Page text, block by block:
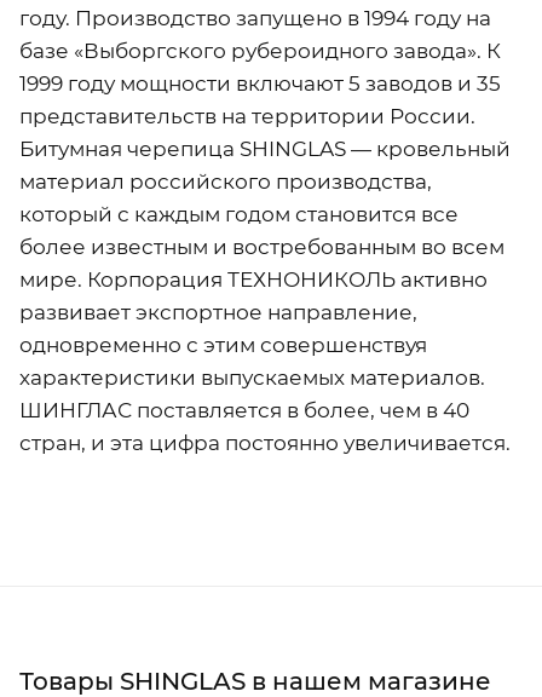
году. Производство запущено в 1994 году на
базе «Выборгского рубероидного завода». К
1999 году мощности включают 5 заводов и 35
представительств на территории России.
Битумная черепица SHINGLAS — кровельный
материал российского производства,
который с каждым годом становится все
более известным и востребованным во всем
мире. Корпорация ТЕХНОНИКОЛЬ активно
развивает экспортное направление,
одновременно с этим совершенствуя
характеристики выпускаемых материалов.
ШИНГЛАС поставляется в более, чем в 40
стран, и эта цифра постоянно увеличивается.
Товары SHINGLAS в нашем магазине